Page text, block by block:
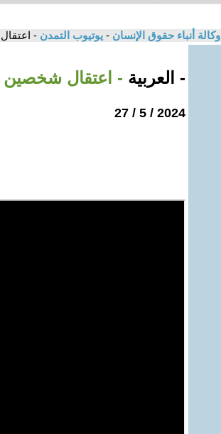
وكالة أنباء حقوق الإنسان - يوتيوب التمدن -
- العربية - اعتقال شخصين
2024 / 5 / 27